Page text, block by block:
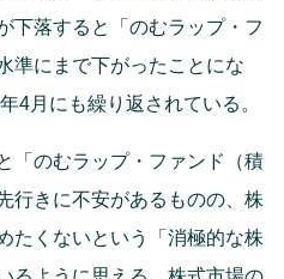
下落すると「のむラップ・フ
準にまで下がったことにな
4月にも繰り返されている。
「のむラップ・ファンド（積
行きに不安があるものの、株
たくないという「消極的な株